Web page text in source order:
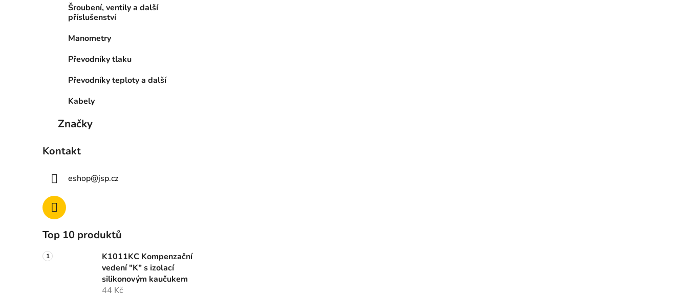
Šroubení, ventily a další
příslušenství
Manometry
Převodníky tlaku
Převodníky teploty a další
Kabely
Značky
Kontakt
eshop@jsp.cz
Top 10 produktů
K1011KC Kompenzační
vedení "K" s izolací
silikonovým kaučukem
44 Kč